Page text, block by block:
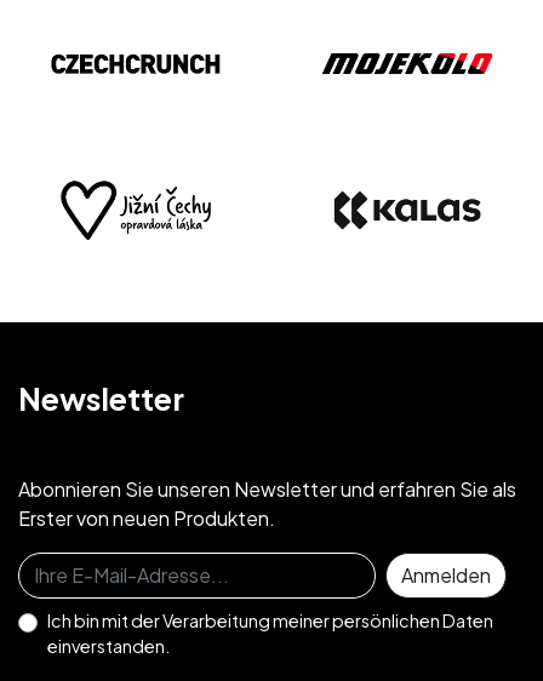
Newsletter
Abonnieren Sie unseren Newsletter und erfahren Sie als
Erster von neuen Produkten.
Melden Sie sich für den Newsletter an
Anmelden
Ich bin mit derVerarbeitung meiner persönlichen Daten
einverstanden.